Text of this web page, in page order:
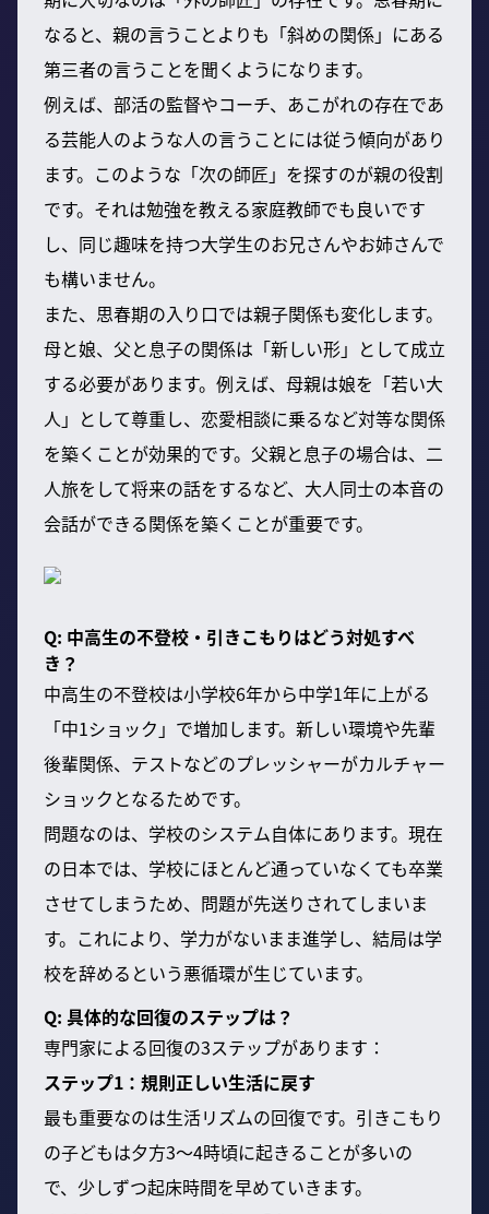
なると、親の言うことよりも「斜めの関係」にある
第三者の言うことを聞くようになります。
例えば、部活の監督やコーチ、あこがれの存在であ
る芸能人のような人の言うことには従う傾向があり
ます。このような「次の師匠」を探すのが親の役割
です。それは勉強を教える家庭教師でも良いです
し、同じ趣味を持つ大学生のお兄さんやお姉さんで
も構いません。
また、思春期の入り口では親子関係も変化します。
母と娘、父と息子の関係は「新しい形」として成立
する必要があります。例えば、母親は娘を「若い大
人」として尊重し、恋愛相談に乗るなど対等な関係
を築くことが効果的です。父親と息子の場合は、二
人旅をして将来の話をするなど、大人同士の本音の
会話ができる関係を築くことが重要です。
Q: 中高生の不登校・引きこもりはどう対処すべ
き？
中高生の不登校は小学校6年から中学1年に上がる
「中1ショック」で増加します。新しい環境や先輩
後輩関係、テストなどのプレッシャーがカルチャー
ショックとなるためです。
問題なのは、学校のシステム自体にあります。現在
の日本では、学校にほとんど通っていなくても卒業
させてしまうため、問題が先送りされてしまいま
す。これにより、学力がないまま進学し、結局は学
校を辞めるという悪循環が生じています。
Q: 具体的な回復のステップは？
専門家による回復の3ステップがあります：
ステップ1：規則正しい生活に戻す
最も重要なのは生活リズムの回復です。引きこもり
の子どもは夕方3〜4時頃に起きることが多いの
で、少しずつ起床時間を早めていきます。